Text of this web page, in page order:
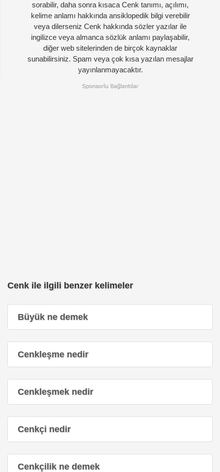
sorabilir, daha sonra kısaca Cenk tanımı, açılımı,
kelime anlamı hakkında ansiklopedik bilgi verebilir
veya dilerseniz Cenk hakkında sözler yazılar ile
ingilizce veya almanca sözlük anlamı paylaşabilir,
diğer web sitelerinden de birçok kaynaklar
sunabilirsiniz. Spam veya çok kısa yazılan mesajlar
yayınlanmayacaktır.
Cenk ile ilgili benzer kelimeler
Büyük ne demek
Cenkleşme nedir
Cenkleşmek nedir
Cenkçi nedir
Cenkçilik ne demek